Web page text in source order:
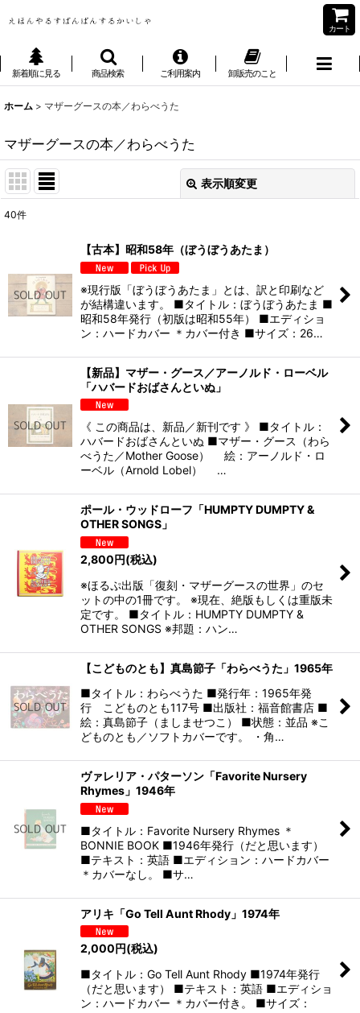
カート
新着順に見る 商品検索 ご利用案内 卸販売のこと
ホーム > マザーグースの本／わらべうた
マザーグースの本／わらべうた
表示順変更
並び順:
絞り込む
40件
【古本】昭和58年（ぼうぼうあたま）
※現行版「ぼうぼうあたま」とは、訳と印刷など
が結構違います。 ■タイトル：ぼうぼうあたま ■
昭和58年発行（初版は昭和55年） ■エディショ
ン：ハードカバー ＊カバー付き ■サイズ：26…
【新品】マザー・グース／アーノルド・ローベル
「ハバードおばさんといぬ」
《 この商品は、新品／新刊です 》 ■タイトル：
ハバードおばさんといぬ ■マザー・グース（わら
べうた／Mother Goose） 絵：アーノルド・ロ
ーベル（Arnold Lobel） …
ポール・ウッドローフ「HUMPTY DUMPTY &
OTHER SONGS」
2,800円(税込)
※ほるぷ出版「復刻・マザーグースの世界」のセ
ットの中の1冊です。 ※現在、絶版もしくは重版未
定です。 ■タイトル：HUMPTY DUMPTY &
OTHER SONGS ※邦題：ハン…
【こどものとも】真島節子「わらべうた」1965年
■タイトル：わらべうた ■発行年：1965年発
行 こどものとも117号 ■出版社：福音館書店 ■
絵：真島節子（ましませつこ） ■状態：並品 ※こ
どものとも／ソフトカバーです。 ・角…
ヴァレリア・パターソン「Favorite Nursery
Rhymes」1946年
■タイトル：Favorite Nursery Rhymes ＊
BONNIE BOOK ■1946年発行（だと思います）
■テキスト：英語 ■エディション：ハードカバー
＊カバーなし。 ■サ…
アリキ「Go Tell Aunt Rhody」1974年
2,000円(税込)
■タイトル：Go Tell Aunt Rhody ■1974年発行
（だと思います） ■テキスト：英語 ■エディショ
ン：ハードカバー ＊カバー付き。 ■サイズ：